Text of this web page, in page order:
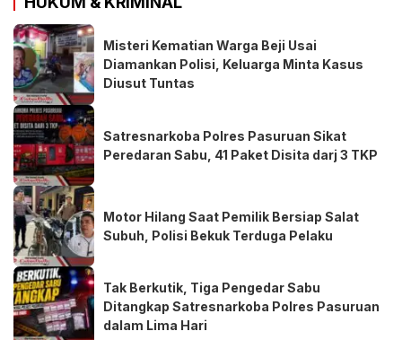
Misteri Kematian Warga Beji Usai
Diamankan Polisi, Keluarga Minta Kasus
Diusut Tuntas
Satresnarkoba Polres Pasuruan Sikat
Peredaran Sabu, 41 Paket Disita darj 3 TKP
Motor Hilang Saat Pemilik Bersiap Salat
Subuh, Polisi Bekuk Terduga Pelaku
Tak Berkutik, Tiga Pengedar Sabu
Ditangkap Satresnarkoba Polres Pasuruan
dalam Lima Hari